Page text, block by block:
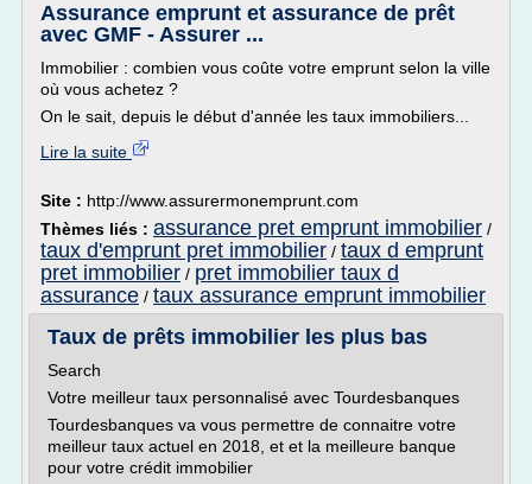
Assurance emprunt et assurance de prêt
avec GMF - Assurer ...
Immobilier : combien vous coûte votre emprunt selon la ville
où vous achetez ?
On le sait, depuis le début d'année les taux immobiliers...
Lire la suite
Site : http://www.assurermonemprunt.com
Thèmes liés : assurance pret emprunt immobilier /
taux d'emprunt pret immobilier / taux d emprunt
pret immobilier / pret immobilier taux d
assurance / taux assurance emprunt immobilier
Taux de prêts immobilier les plus bas
Search
Votre meilleur taux personnalisé avec Tourdesbanques
Tourdesbanques va vous permettre de connaitre votre
meilleur taux actuel en 2018, et et la meilleure banque
pour votre crédit immobilier